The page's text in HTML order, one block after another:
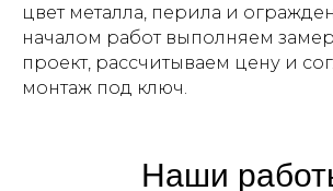
цвет металла, перила и
началом работ выполняем
проект, рассчитываем цену и
монтаж под ключ.
Наши